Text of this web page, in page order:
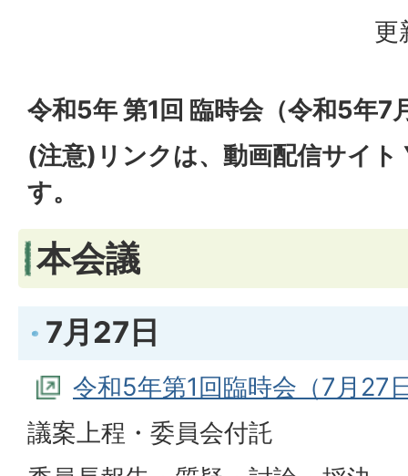
更
令和5年 第1回 臨時会（令和5年7
(注意)リンクは、動画配信サイ
す。
本会議
7月27日
令和5年第1回臨時会（7月27
議案上程・委員会付託